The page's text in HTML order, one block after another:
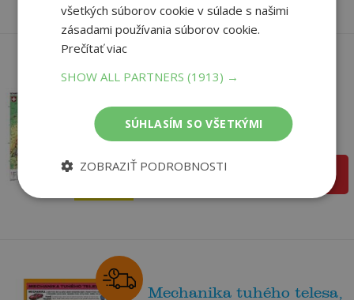
Švajčiarsko a Rakúsko
(všeobecnozemep...
autor neuvedený
Na sklade
pridať do košíka
Mechanika tuhého telesa,
všetkých súborov cookie v súlade s našimi
zásadami používania súborov cookie.
Prečítať viac
SHOW ALL PARTNERS(1913) →
SÚHLASÍM SO VŠETKÝMI
ZOBRAZIŤ PODROBNOSTI